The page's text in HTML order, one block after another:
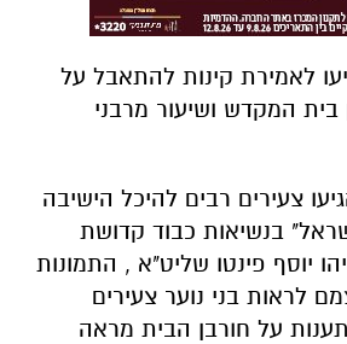
לאמירת קינות להתאבל על
בית המקדש ושיעור מרבני
צעירים רבים להיכל הישיבה
בנשיאות כבוד קדושת
יוסף פינטו שליט"א , התמונות
לראות בני נוער צעירים
על חורבן הבית מראה